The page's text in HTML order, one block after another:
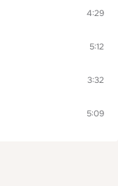
4:29
5:12
3:32
5:09